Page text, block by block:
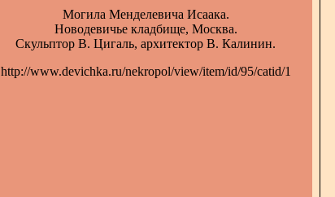
Могила Менделевича Исаака.
Новодевичье кладбище, Москва.
Скульптор В. Цигаль, архитектор В. Калинин.
http://www.devichka.ru/nekropol/view/item/id/95/catid/1